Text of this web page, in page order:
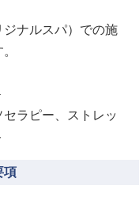
ナルスパ）での施
ラピー、ストレッ
項